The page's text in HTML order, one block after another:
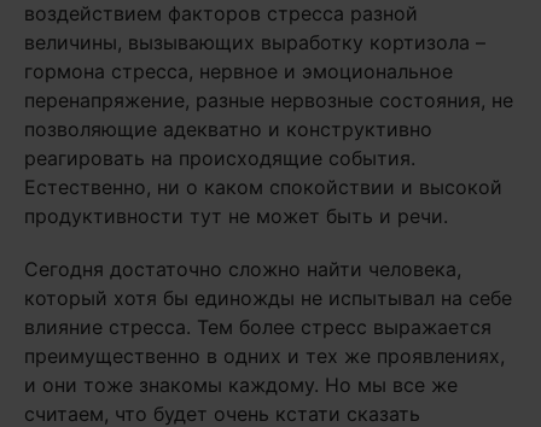
воздействием факторов стресса разной
величины, вызывающих выработку кортизола –
гормона стресса, нервное и эмоциональное
перенапряжение, разные нервозные состояния, не
позволяющие адекватно и конструктивно
реагировать на происходящие события.
Естественно, ни о каком спокойствии и высокой
продуктивности тут не может быть и речи.
Сегодня достаточно сложно найти человека,
который хотя бы единожды не испытывал на себе
влияние стресса. Тем более стресс выражается
преимущественно в одних и тех же проявлениях,
и они тоже знакомы каждому. Но мы все же
считаем, что будет очень кстати сказать